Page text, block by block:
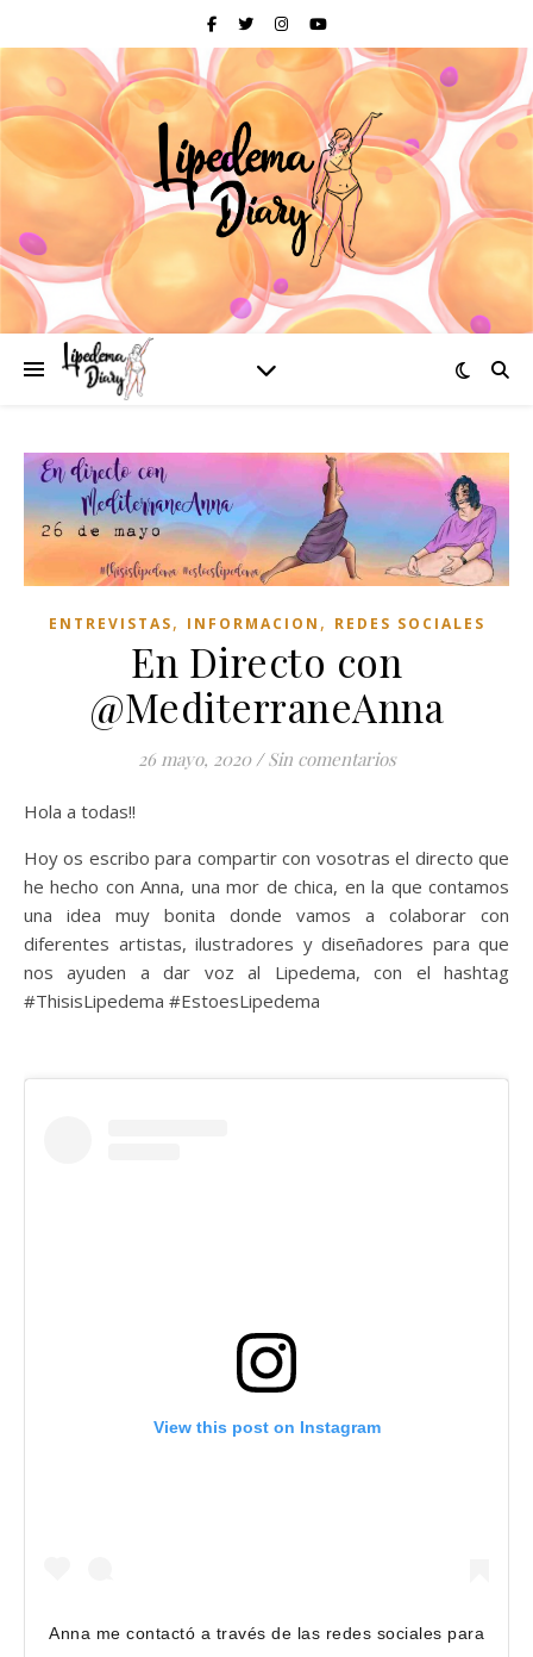
ENTREVISTAS, INFORMACION , REDES SOCIALES
En Directo con
@MediterraneAnna
26 mayo, 2020 / Sin comentarios
Hola a todas!!
Hoy os escribo para compartir con vosotras el directo que
he hecho con Anna, una mor de chica, en la que contamos
una idea muy bonita donde vamos a colaborar con
diferentes artistas, ilustradores y diseñadores para que
nos ayuden a dar voz al Lipedema, con el hashtag
#ThisisLipedema #EstoesLipedema
View this post on Instagram
Anna me contactó a través de las redes sociales para